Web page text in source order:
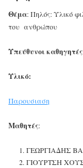
Θέμα: Πηλός: Υλικό
του ανθρώπου
Υπεύθυνοι καθηγητές
Υλικό:
Παρουσιαση
Μαθητές:
ΓΕΩΡΓΙΑΔΗΣ
ΓΙΟΥΡΤΣΗ